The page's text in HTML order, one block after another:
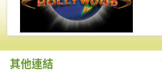
其他連結